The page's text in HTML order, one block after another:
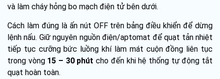
và làm cháy hỏng bo mạch điện tử bên dưới.
Cách làm đúng là ấn nút OFF trên bảng điều khiển để dừng
lệnh nấu. Giữ nguyên nguồn điện/aptomat để quạt tản nhiệt
tiếp tục cưỡng bức luồng khí làm mát cuộn đồng liên tục
trong vòng 15 – 30 phút cho đến khi hệ thống tự động tắt
quạt hoàn toàn.